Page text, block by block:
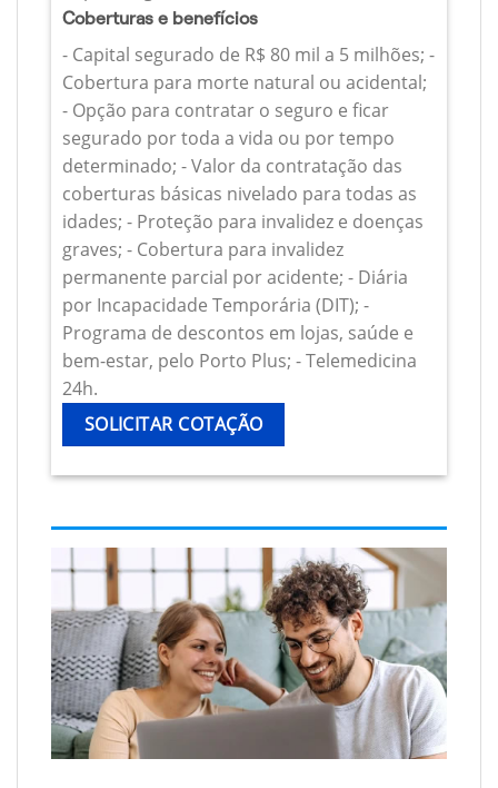
Coberturas e benefícios
- Capital segurado de R$ 80 mil a 5 milhões; -
Cobertura para morte natural ou acidental;
- Opção para contratar o seguro e ficar
segurado por toda a vida ou por tempo
determinado; - Valor da contratação das
coberturas básicas nivelado para todas as
idades; - Proteção para invalidez e doenças
graves; - Cobertura para invalidez
permanente parcial por acidente; - Diária
por Incapacidade Temporária (DIT); -
Programa de descontos em lojas, saúde e
bem-estar, pelo Porto Plus; - Telemedicina
24h.
SOLICITAR COTAÇÃO